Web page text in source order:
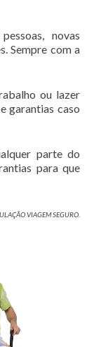
novas
Sempre com a
ou lazer
garantias caso
parte do
para que
VIAGEM SEGURO.